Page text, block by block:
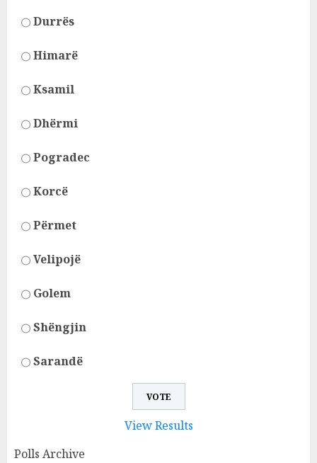
Durrës
Himarë
Ksamil
Dhërmi
Pogradec
Korcë
Përmet
Velipojë
Golem
Shëngjin
Sarandë
View Results
Polls Archive